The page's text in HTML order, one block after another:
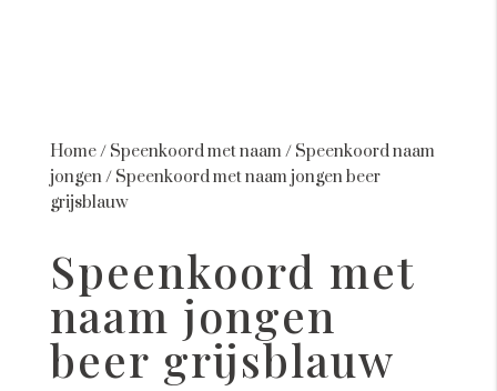
Home/ Speenkoord met naam/ Speenkoord naam
jongen/ Speenkoord met naam jongen beer
grijsblauw
Speenkoord met
naam jongen
beer grijsblauw